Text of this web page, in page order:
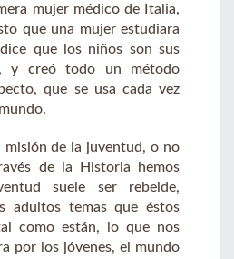
mujer médico de Italia,
que una mujer estudiara
que los niños son sus
y creó todo un método
que se usa cada vez
misión de la juventud, o no
de la Historia hemos
suele ser rebelde,
adultos temas que éstos
como están, lo que nos
por los jóvenes, el mundo